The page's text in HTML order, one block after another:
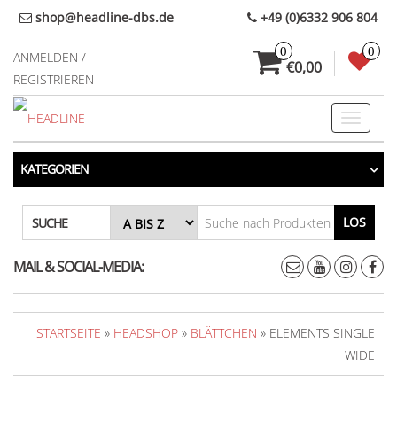
Direkt
zum
Inhalt
shop@headline-dbs.de +49 (0)6332 906 804
ANMELDEN /
REGISTRIEREN
0
€0,00
0
Toggle
KATEGORIEN
SUCHE LOS
MAIL & SOCIAL-MEDIA:
STARTSEITE » HEADSHOP » BLÄTTCHEN » ELEMENTS SINGLE
WIDE